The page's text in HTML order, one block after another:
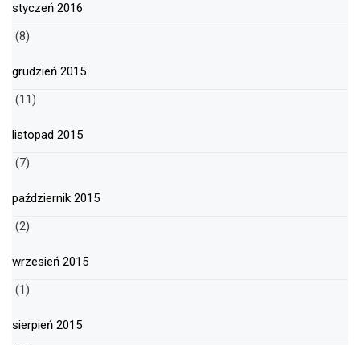
styczeń 2016
(8)
grudzień 2015
(11)
listopad 2015
(7)
październik 2015
(2)
wrzesień 2015
(1)
sierpień 2015